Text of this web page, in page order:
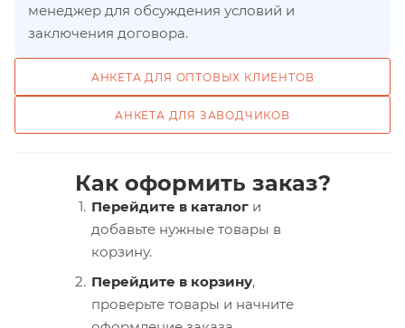
менеджер для обсуждения условий и
заключения договора.
АНКЕТА ДЛЯ ОПТОВЫХ КЛИЕНТОВ
АНКЕТА ДЛЯ ЗАВОДЧИКОВ
Как оформить заказ?
Перейдите в каталог и
добавьте нужные товары в
корзину.
Перейдите в корзину,
проверьте товары и начните